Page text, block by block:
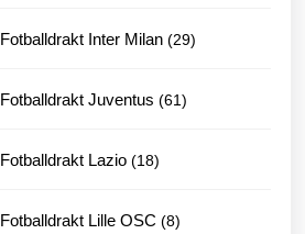
Fotballdrakt Inter Milan 2929
Fotballdrakt Juventus 6161
Fotballdrakt Lazio 1818
Fotballdrakt Lille OSC 88